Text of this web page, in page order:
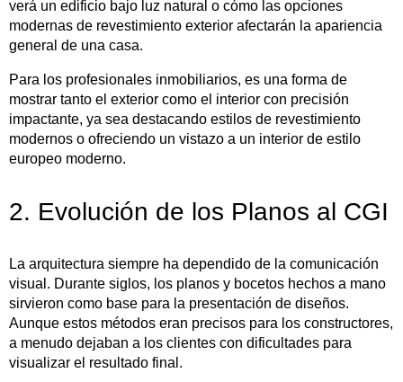
verá un edificio bajo luz natural o cómo las opciones
modernas de revestimiento exterior afectarán la apariencia
general de una casa.
Para los profesionales inmobiliarios, es una forma de
mostrar tanto el exterior como el interior con precisión
impactante, ya sea destacando estilos de revestimiento
modernos o ofreciendo un vistazo a un interior de estilo
europeo moderno.
2. Evolución de los Planos al CGI
La arquitectura siempre ha dependido de la comunicación
visual. Durante siglos, los planos y bocetos hechos a mano
sirvieron como base para la presentación de diseños.
Aunque estos métodos eran precisos para los constructores,
a menudo dejaban a los clientes con dificultades para
visualizar el resultado final.